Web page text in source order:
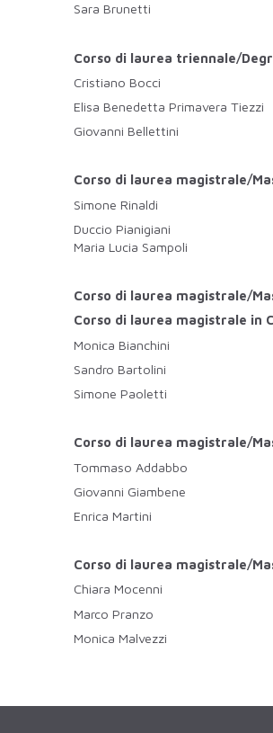
Sara Brunetti
Corso di laurea triennale/
Cristiano Bocci
Elisa Benedetta Primavera Tiezzi
Giovanni Bellettini
Corso di laurea magistrale/
Simone Rinaldi
Duccio Pianigiani
Maria Lucia Sampoli
Corso di laurea magistrale/
Corso di laurea magistrale in
Monica Bianchini
Sandro Bartolini
Simone Paoletti
Corso di laurea magistrale/
Tommaso Addabbo
Giovanni Giambene
Enrica Martini
Corso di laurea magistrale/
Chiara Mocenni
Marco Pranzo
Monica Malvezzi